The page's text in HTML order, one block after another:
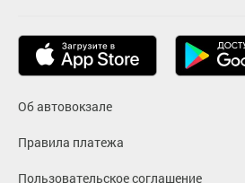
Об автовокзале
Правила платежа
Пользовательское соглашение